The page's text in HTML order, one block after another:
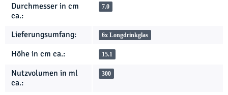
Durchmesser in cm
ca.:
7.0
Lieferungsumfang: 6x Longdrinkglas
Höhe in cm ca.: 15.1
Nutzvolumen in ml
ca.:
300